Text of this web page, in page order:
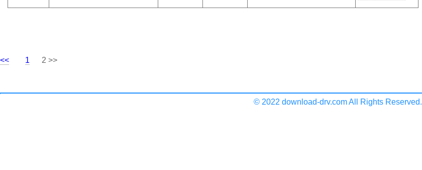
<< 1 2 >>
© 2022 download-drv.com All Rights Reserved.